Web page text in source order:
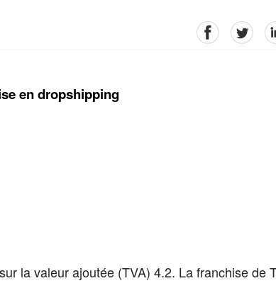
facebookTwitter
en dropshipping
la valeur ajoutée (TVA) 4.2. La franchise de